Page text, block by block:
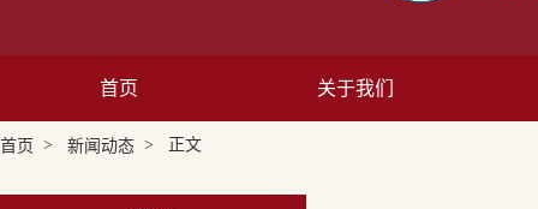
首页 关于我们
首页 > 新闻动态 > 正文